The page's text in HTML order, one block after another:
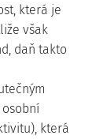
která je
však
daň takto
která